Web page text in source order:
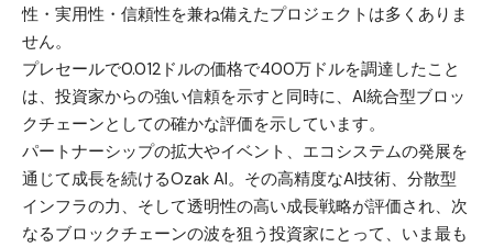
性・実用性・信頼性を兼ね備えたプロジェクトは多くありま
せん。
プレセールで0.012ドルの価格で400万ドルを調達したこと
は、投資家からの強い信頼を示すと同時に、AI統合型ブロッ
クチェーンとしての確かな評価を示しています。
パートナーシップの拡大やイベント、エコシステムの発展を
通じて成長を続けるOzak AI。その高精度なAI技術、分散型
インフラの力、そして透明性の高い成長戦略が評価され、次
なるブロックチェーンの波を狙う投資家にとって、いま最も